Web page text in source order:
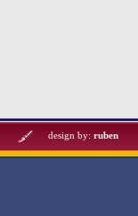
design by: ruben